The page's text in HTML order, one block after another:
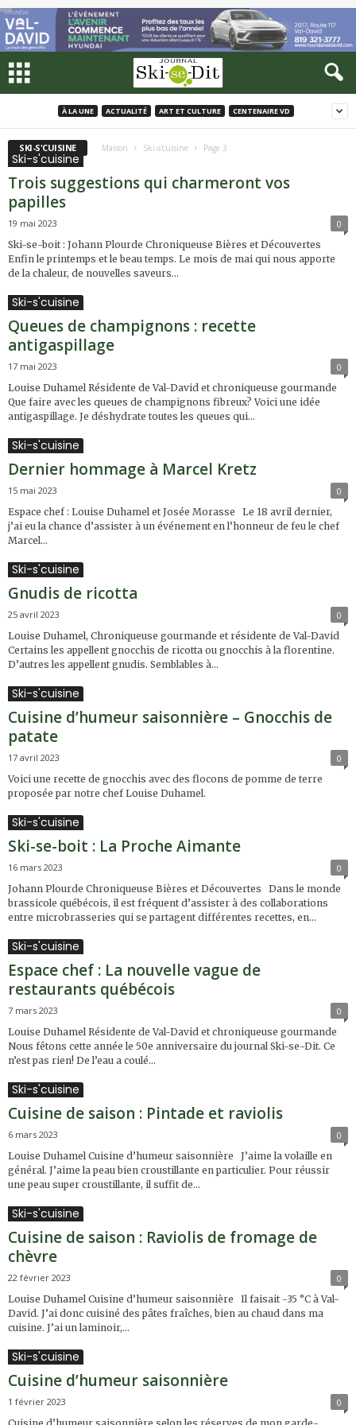
À LA UNE ACTUALITÉ ART ET CULTURE CENTENAIRE VD
SKI-S'CUISINE Maison Ski-s'cuisine Page 3
Ski-s'cuisine
Trois suggestions qui charmeront vos
papilles
19 mai 2023
0
Ski-se-boit : Johann Plourde Chroniqueuse Bières et Découvertes
Enfin le printemps et le beau temps. Le mois de mai qui nous apporte
de la chaleur, de nouvelles saveurs...
Ski-s'cuisine
Queues de champignons : recette
antigaspillage
17 mai 2023
0
Louise Duhamel Résidente de Val-David et chroniqueuse gourmande
Que faire avec les queues de champignons fibreux? Voici une idée
antigaspillage. Je déshydrate toutes les queues qui...
Ski-s'cuisine
Dernier hommage à Marcel Kretz
15 mai 2023
0
Espace chef : Louise Duhamel et Josée Morasse Le 18 avril dernier,
j’ai eu la chance d’assister à un événement en l’honneur de feu le chef
Marcel...
Ski-s'cuisine
Gnudis de ricotta
25 avril 2023
0
Louise Duhamel, Chroniqueuse gourmande et résidente de Val-David
Certains les appellent gnocchis de ricotta ou gnocchis à la florentine.
D’autres les appellent gnudis. Semblables à...
Ski-s'cuisine
Cuisine d’humeur saisonnière – Gnocchis de
patate
17 avril 2023
0
Voici une recette de gnocchis avec des flocons de pomme de terre
proposée par notre chef Louise Duhamel.
Ski-s'cuisine
Ski-se-boit : La Proche Aimante
16 mars 2023
0
Johann Plourde Chroniqueuse Bières et Découvertes Dans le monde
brassicole québécois, il est fréquent d’assister à des collaborations
entre microbrasseries qui se partagent différentes recettes, en...
Ski-s'cuisine
Espace chef : La nouvelle vague de
restaurants québécois
7 mars 2023
0
Louise Duhamel Résidente de Val-David et chroniqueuse gourmande
Nous fêtons cette année le 50e anniversaire du journal Ski-se-Dit. Ce
n’est pas rien! De l’eau a coulé...
Ski-s'cuisine
Cuisine de saison : Pintade et raviolis
6 mars 2023
0
Louise Duhamel Cuisine d’humeur saisonnière J’aime la volaille en
général. J’aime la peau bien croustillante en particulier. Pour réussir
une peau super croustillante, il suffit de...
Ski-s'cuisine
Cuisine de saison : Raviolis de fromage de
chèvre
22 février 2023
0
Louise Duhamel Cuisine d’humeur saisonnière Il faisait -35 °C à Val-
David. J’ai donc cuisiné des pâtes fraîches, bien au chaud dans ma
cuisine. J’ai un laminoir,...
Ski-s'cuisine
Cuisine d’humeur saisonnière
1 février 2023
0